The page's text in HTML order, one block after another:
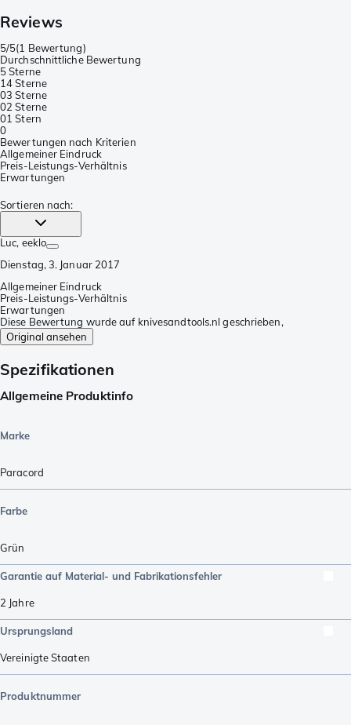
Reviews
5/5(1 Bewertung)
Durchschnittliche Bewertung
5 Sterne
14 Sterne
03 Sterne
02 Sterne
01 Stern
0
Bewertungen nach Kriterien
Allgemeiner Eindruck
Preis-Leistungs-Verhältnis
Erwartungen
Sortieren nach:
Luc, eeklo
Dienstag, 3. Januar 2017
Allgemeiner Eindruck
Preis-Leistungs-Verhältnis
Erwartungen
Diese Bewertung wurde auf knivesandtools.nl geschrieben,
Original ansehen
Spezifikationen
Allgemeine Produktinfo
Marke
Paracord
Farbe
Grün
Garantie auf Material- und Fabrikationsfehler
2 Jahre
Ursprungsland
Vereinigte Staaten
Produktnummer